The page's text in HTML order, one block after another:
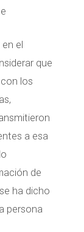
el
que
los
a esa
de
ha dicho
persona